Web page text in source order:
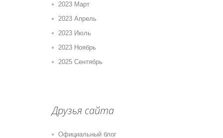
2023 Март
2023 Апрель
2023 Июль
2023 Ноябрь
2025 Сентябрь
Друзья сайта
Официальный блог